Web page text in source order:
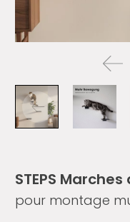
STEPS
pour montage